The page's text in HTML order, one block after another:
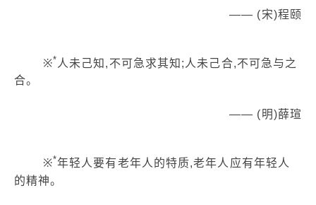
—— (宋)程颐
※* 人未己知,不可急求其知;人未己合,不可急与之
合。
—— (明)薛瑄
※*年轻人要有老年人的特质,老年人应有年轻人
的精神。